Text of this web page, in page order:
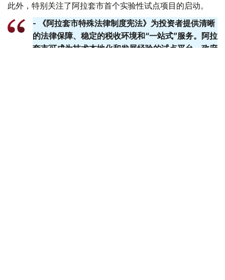
此外，特别关注了阿拉套市首个实验性试点项目的启动。
- 《阿拉套市特殊法律制度宪法》为投资者提供清晰
的法律保障、稳定的税收环境和“一站式”服务。阿拉
套​​市可成为技术本地化和发展经验的试点平台。政府